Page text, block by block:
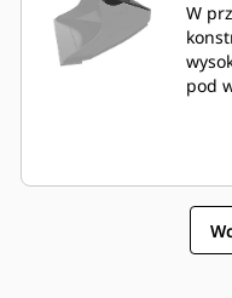
W
pod